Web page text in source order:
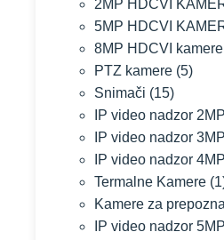
2MP HDCVI
5MP HDCVI
8MP HDCVI kamere
PTZ kamere (5)
Snimači (15)
IP video nadzor 2MP
IP video nadzor
IP video nadzor 4MP
Termalne Kamere
Kamere za
IP video nadzor 5MP